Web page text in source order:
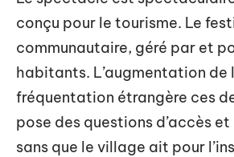
conçu pour le tourisme. Le
communautaire, géré par et
habitants. L’augmentation de
fréquentation étrangère ces
pose des questions d’accès
sans que le village ait pour